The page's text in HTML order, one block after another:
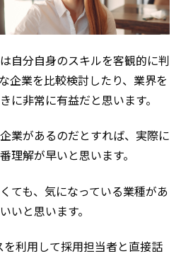
自分自身のスキルを客観的に判
企業を比較検討したり、業界を
に非常に有益だと思います。
業があるのだとすれば、実際に
理解が早いと思います。
ても、気になっている業種があ
いと思います。
利用して採用担当者と直接話